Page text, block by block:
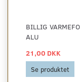
BILLIG
ALU
21,00 DKK
Se produktet